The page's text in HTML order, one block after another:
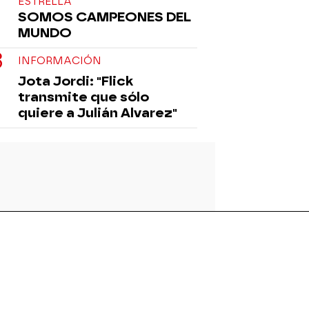
SOMOS CAMPEONES DEL
MUNDO
INFORMACIÓN
Jota Jordi: "Flick
transmite que sólo
quiere a Julián Alvarez"